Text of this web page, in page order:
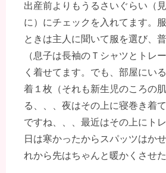
出産前よりもうるさいぐらい（
に）にチェックを入れてます。
ときは主人に聞いて服を選び、
（息子は長袖のＴシャツとトレ
く着せてます。でも、部屋にい
着１枚（それも新生児のころの
る、、、夜はその上に寝巻き着
ですね、、、最近はその上にト
日は寒かったからスパッツは
れから先はちゃんと暖かくさせ